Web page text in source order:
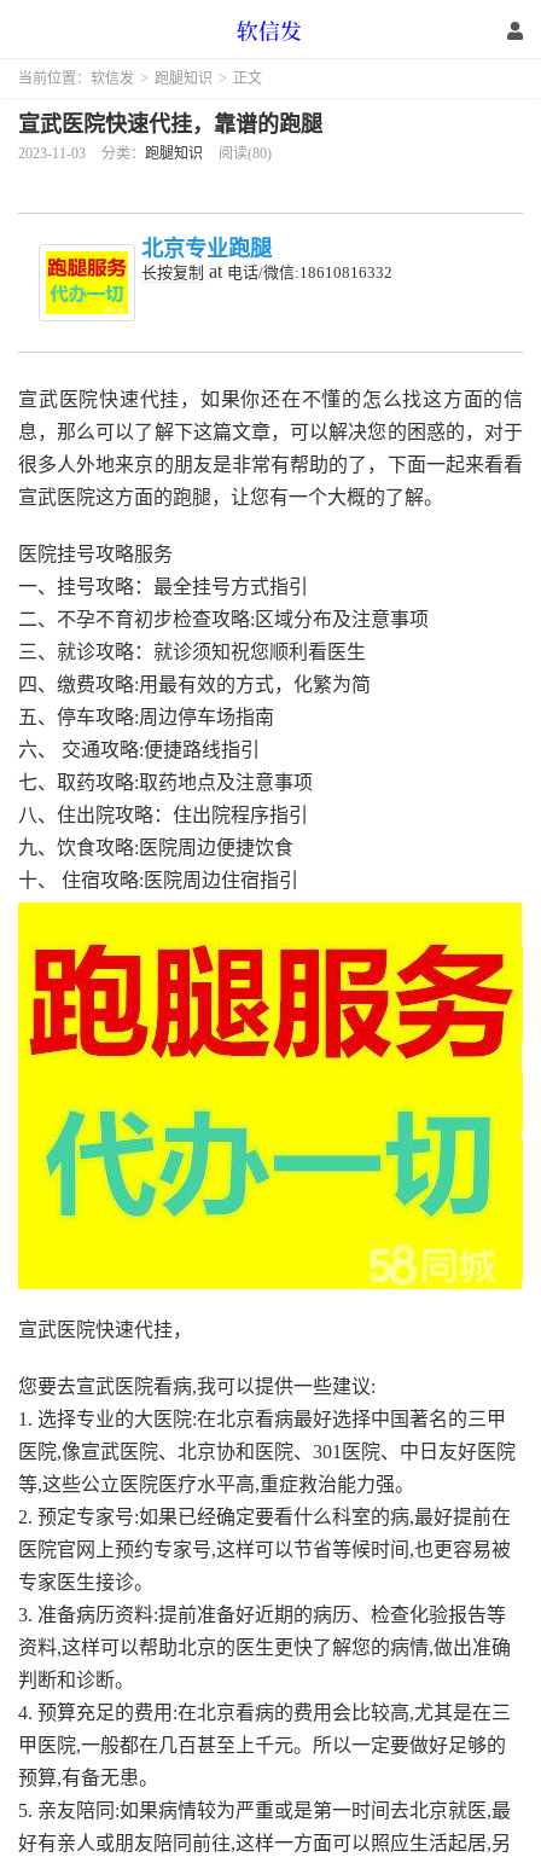
当前位置： 软信发 > 跑腿知识 > 正文
宣武医院快速代挂，靠谱的跑腿
2023-11-03 分类： 跑腿知识 阅读(80)
北京专业跑腿
长按复制 at 电话/微信:18610816332
宣武医院快速代挂，如果你还在不懂的怎么找这方面的信
息，那么可以了解下这篇文章，可以解决您的困惑的，对于
很多人外地来京的朋友是非常有帮助的了，下面一起来看看
宣武医院这方面的跑腿，让您有一个大概的了解。
医院挂号攻略服务
一、挂号攻略：最全挂号方式指引
二、不孕不育初步检查攻略:区域分布及注意事项
三、就诊攻略：就诊须知祝您顺利看医生
四、缴费攻略:用最有效的方式，化繁为简
五、停车攻略:周边停车场指南
六、 交通攻略:便捷路线指引
七、取药攻略:取药地点及注意事项
八、住出院攻略：住出院程序指引
九、饮食攻略:医院周边便捷饮食
十、 住宿攻略:医院周边住宿指引
宣武医院快速代挂，
您要去宣武医院看病,我可以提供一些建议:
1. 选择专业的大医院:在北京看病最好选择中国著名的三甲
医院,像宣武医院、北京协和医院、301医院、中日友好医院
等,这些公立医院医疗水平高,重症救治能力强。
2. 预定专家号:如果已经确定要看什么科室的病,最好提前在
医院官网上预约专家号,这样可以节省等候时间,也更容易被
专家医生接诊。
3. 准备病历资料:提前准备好近期的病历、检查化验报告等
资料,这样可以帮助北京的医生更快了解您的病情,做出准确
判断和诊断。
4. 预算充足的费用:在北京看病的费用会比较高,尤其是在三
甲医院,一般都在几百甚至上千元。所以一定要做好足够的
预算,有备无患。
5. 亲友陪同:如果病情较为严重或是第一时间去北京就医,最
好有亲人或朋友陪同前往,这样一方面可以照应生活起居,另